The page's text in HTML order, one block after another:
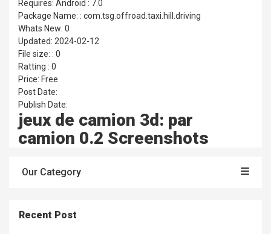
Requires: Android : 7.0
Package Name: : com.tsg.offroad.taxi.hill.driving
Whats New: 0
Updated: 2024-02-12
File size: : 0
Ratting : 0
Price: Free
Post Date:
Publish Date:
jeux de camion 3d: par
camion 0.2 Screenshots
Our Category
Recent Post